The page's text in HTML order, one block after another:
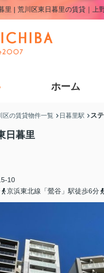
里 | 荒川区東日暮里の賃貸｜上
ホーム
区の賃貸物件一覧 日暮里駅 ス
日暮里
10
京浜東北線「鶯谷」駅徒歩6分